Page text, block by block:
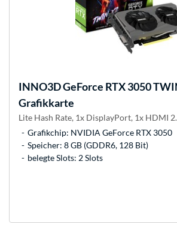
INNO3DGeForce RTX 3050
Grafikkarte
Lite Hash Rate, 1x DisplayPort, 1x HDMI
Grafikchip: NVIDIA GeForce RTX 3050
Speicher: 8 GB (GDDR6, 128 Bit)
belegte Slots: 2 Slots